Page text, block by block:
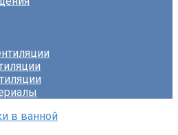
в ванной